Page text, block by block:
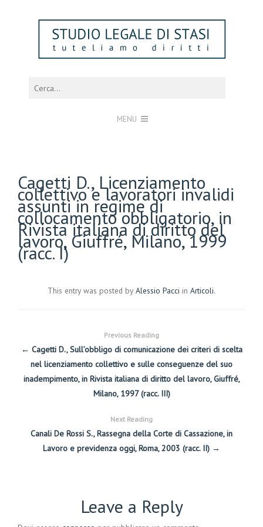
MENU
Cagetti D., Licenziamento
collettivo e lavoratori invalidi
assunti in regime di
collocamento obbligatorio, in
Rivista italiana di diritto del
lavoro, Giuffré, Milano, 1999
(racc. I)
This entry was posted by Alessio Pacci in Articoli.
Previous Reading
← Cagetti D., Sull’obbligo di comunicazione dei criteri di scelta
nel licenziamento collettivo e sulle conseguenze del suo
inadempimento, in Rivista italiana di diritto del lavoro, Giuffré,
Milano, 1997 (racc. III)
Next Reading
Canali De Rossi S., Rassegna della Corte di Cassazione, in
Lavoro e previdenza oggi, Roma, 2003 (racc. II) →
Leave a Reply